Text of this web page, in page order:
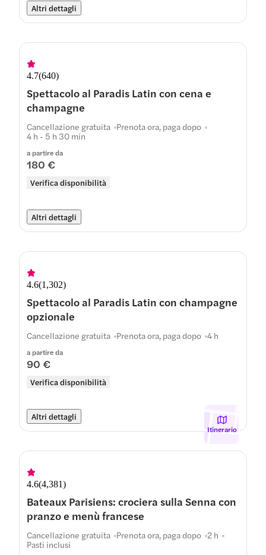
Altri dettagli
4.7(640)
Spettacolo al Paradis Latin con cena e
champagne
a partire da
180 €
Verifica disponibilità
Cancellazione gratuita Prenota ora, paga dopo
4 h - 5 h 30 min
Altri dettagli
4.6(1,302)
Spettacolo al Paradis Latin con champagne
opzionale
a partire da
90 €
Verifica disponibilità
Cancellazione gratuita Prenota ora, paga dopo 4 h
Altri dettagli
Itinerario
4.6(4,381)
Bateaux Parisiens: crociera sulla Senna con
pranzo e menù francese
Cancellazione gratuita Prenota ora, paga dopo 2 h
Pasti inclusi